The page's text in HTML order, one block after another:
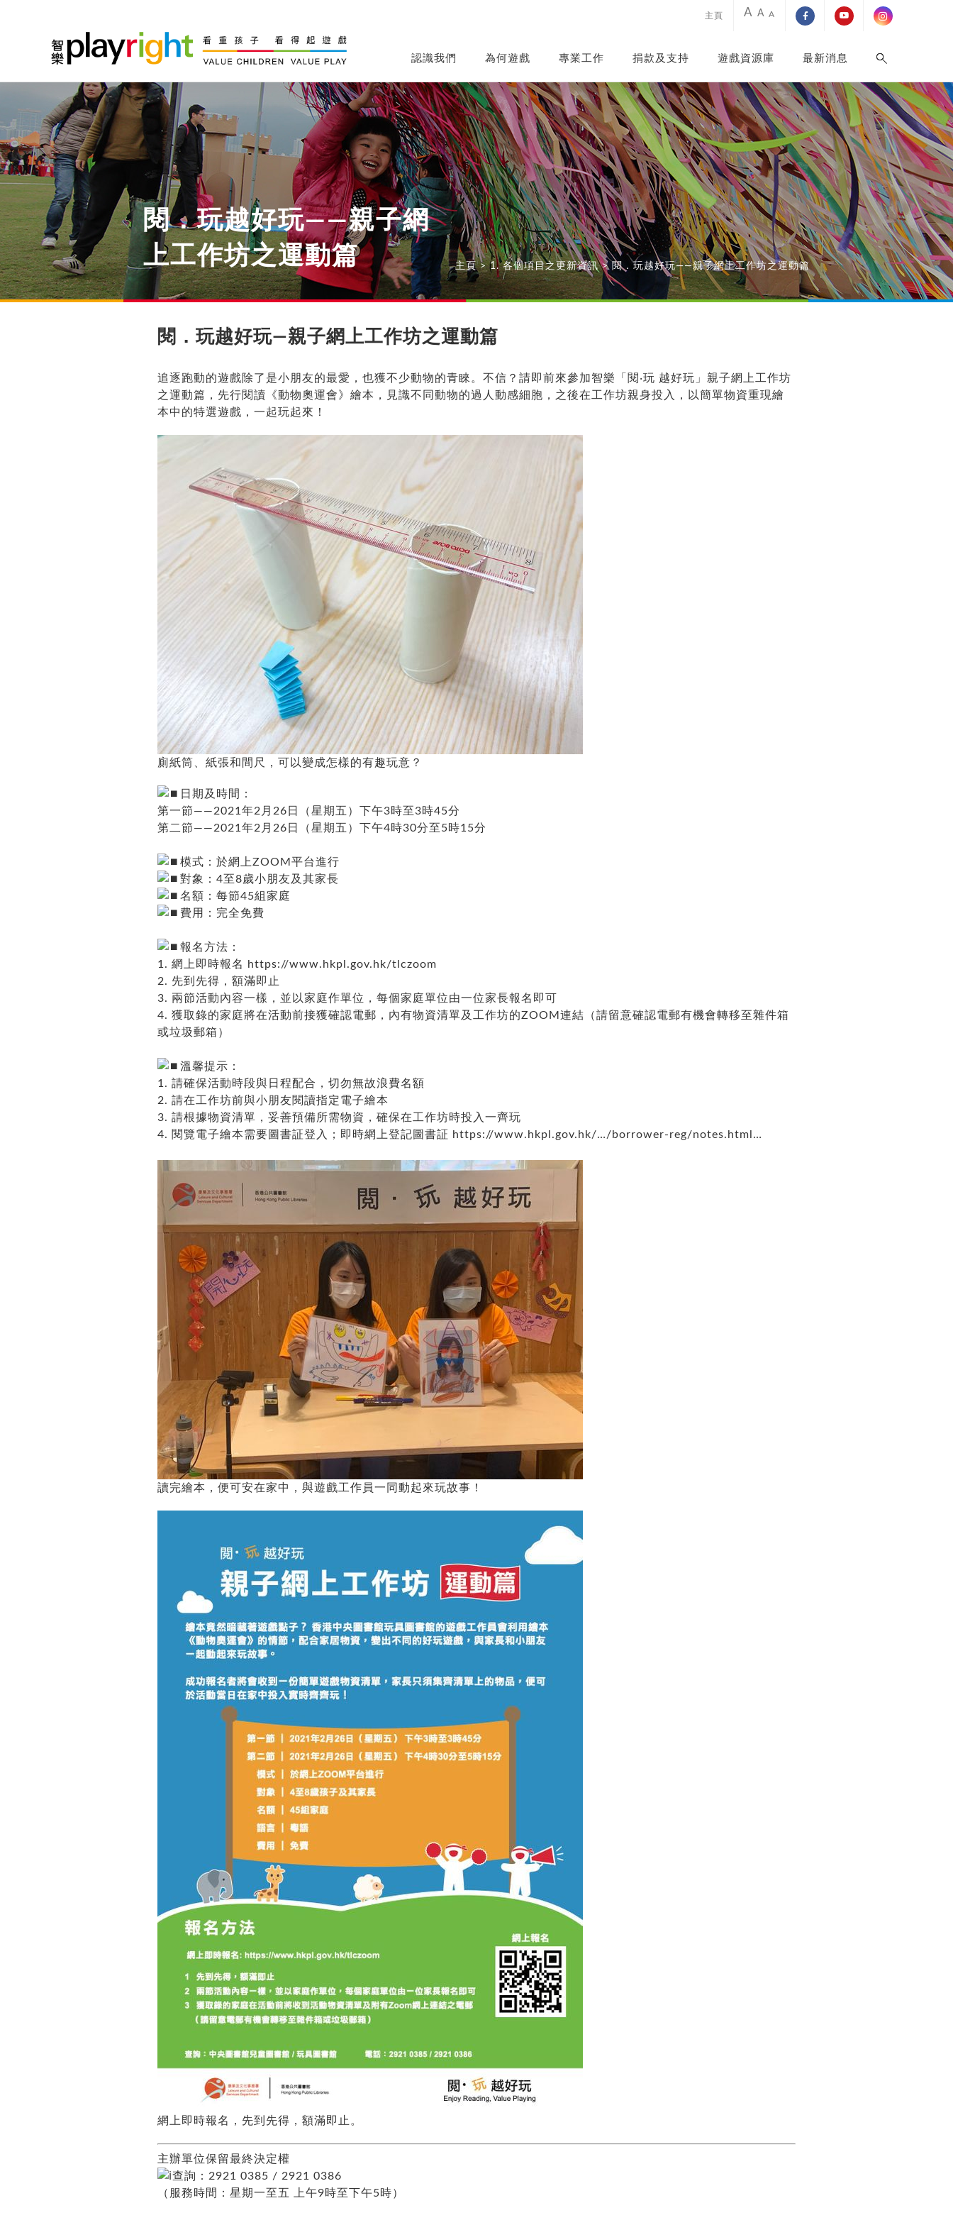
主頁 A A A
認識我們 為何遊戲 專業工作 捐款及支持 遊戲資源庫 最新消息
閱．玩越好玩——親子網
上工作坊之運動篇
主頁 > 1. 各個項目之更新資訊 > 閱．玩越好玩——親子網上工作坊之運動篇
閱．玩越好玩—親子網上工作坊之運動篇
追逐跑動的遊戲除了是小朋友的最愛，也獲不少動物的青睞。不信？請即前來參加智樂「閱‧玩 越好玩」親子網上工作坊
之運動篇，先行閱讀《動物奧運會》繪本，見識不同動物的過人動感細胞，之後在工作坊親身投入，以簡單物資重現繪
本中的特選遊戲，一起玩起來！
廁紙筒、紙張和間尺，可以變成怎樣的有趣玩意？
日期及時間：
第一節——2021年2月26日（星期五）下午3時至3時45分
第二節——2021年2月26日（星期五）下午4時30分至5時15分
模式：於網上ZOOM平台進行
對象：4至8歲小朋友及其家長
名額：每節45組家庭
費用：完全免費
報名方法：
1. 網上即時報名
https://www.hkpl.gov.hk/tlczoom
2. 先到先得，額滿即止
3. 兩節活動內容一樣，並以家庭作單位，每個家庭單位由一位家長報名即可
4. 獲取錄的家庭將在活動前接獲確認電郵，內有物資清單及工作坊的ZOOM連結（請留意確認電郵有機會轉移至雜件箱
或垃圾郵箱）
溫馨提示：
1. 請確保活動時段與日程配合，切勿無故浪費名額
2. 請在工作坊前與小朋友閱讀指定電子繪本
3. 請根據物資清單，妥善預備所需物資，確保在工作坊時投入一齊玩
4. 閱覽電子繪本需要圖書証登入；即時網上登記圖書証 https://www.hkpl.gov.hk/…/borrower-reg/notes.html…
讀完繪本，便可安在家中，與遊戲工作員一同動起來玩故事！
網上即時報名，先到先得，額滿即止。
主辦單位保留最終決定權
查詢：2921 0385 / 2921 0386
（服務時間：星期一至五 上午9時至下午5時）